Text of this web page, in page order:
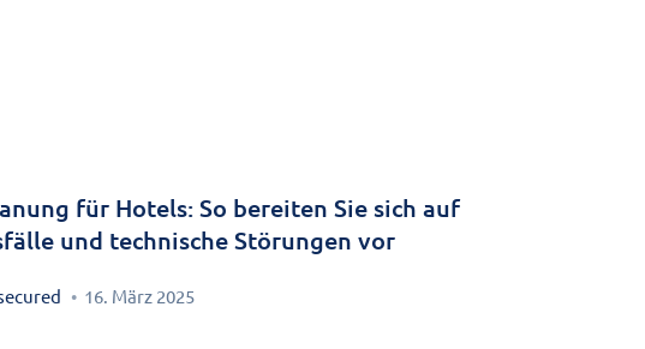
für Hotels: So bereiten Sie sich auf
und technische Störungen vor
16. März 2025